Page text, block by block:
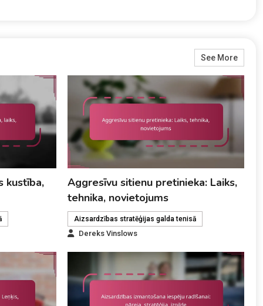
See More
kustība,
Aggresīvu sitienu pretinieka: Laiks,
tehnika, novietojums
Aizsardzības stratēģijas galda tenisā
Dereks Vinslows